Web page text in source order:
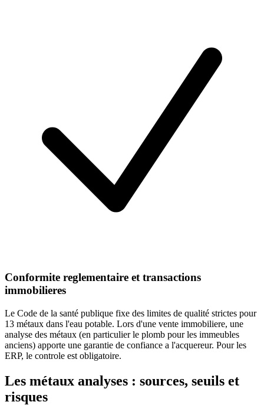
Conformite reglementaire et transactions
immobilieres
Le Code de la santé publique fixe des limites de qualité strictes pour
13 métaux dans l'eau potable. Lors d'une vente immobiliere, une
analyse des métaux (en particulier le plomb pour les immeubles
anciens) apporte une garantie de confiance a l'acquereur. Pour les
ERP, le controle est obligatoire.
Les métaux analyses : sources, seuils et
risques